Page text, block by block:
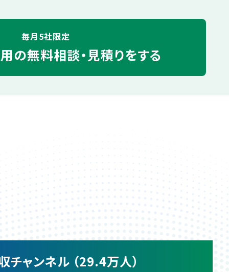
毎月5社限定
の無料相談・見積りをする
チャンネル （29.4万人）